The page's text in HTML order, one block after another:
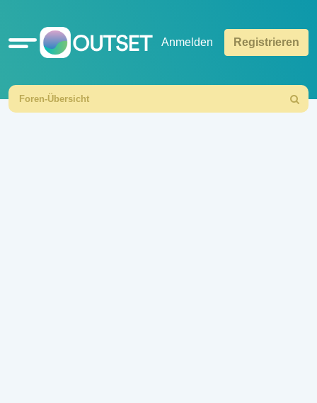
Schnellzugriff Anmelden Registrieren
Foren-Übersicht
Suche